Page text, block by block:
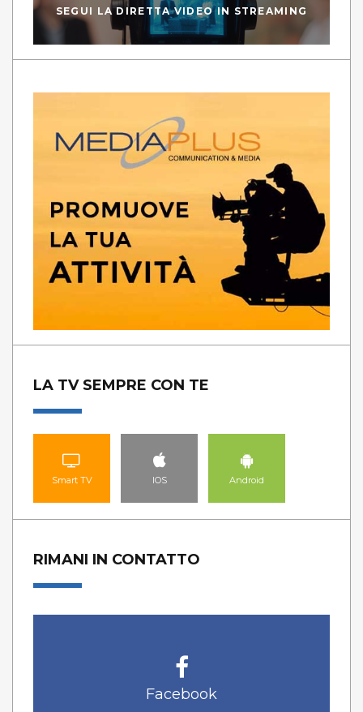
SEGUI LA DIRETTA VIDEO IN STREAMING
LA TV SEMPRE CON TE
Smart TV IOS Android
RIMANI IN CONTATTO
Facebook